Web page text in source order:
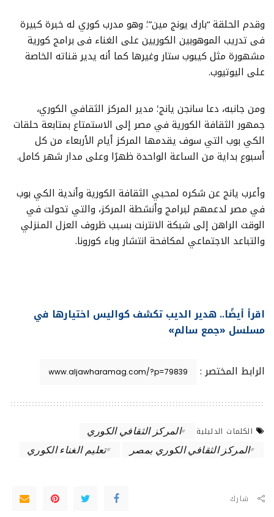
وقدم الحلقة “بارك يونج مين”؛ وهو مدرب كوري له خبرة كبيرة
فى تدريب الموهوبين الكوريين على الغناء فى برامج كورية
مشهورة مثل كيبوب ستار وغيرها كما أنه يدير قناته الخاصة
على اليوتيوب.
ومن جانبه، دعا سانجن يانج؛ مدير المركز الثقافي الكوري،
جمهور الثقافة الكورية في مصر إلى الاستمتاع بمتابعة حلقات
الكي بوب التي سوف يقدمها المركز أيام الأربعاء من كل
أسبوع بداية من الساعة الواحدة ظهرًا وعلى مدار شهر كامل.
وأعرب يانج عن شكره لمحبي الثقافة الكورية وأندية الكي بوب
في مصر لدعمهم لبرامج وأنشطة المركز، والتي تحولت في
الوقت الراهن إلى شبكة الانترنت بسبب ظروف العزل المنزلي
والتباعد الاجتماعي لمكافحة انتشار وباء كورونا.
اقرأ أيضًا.. هدير الديب تكشف كواليس اختيارها في
مسلسل «جمع سالم»
الرابط المختصر :
الكلمات الدليلية
المركز الثقافي الكوري
المركز الثقافي الكوري بمصر
تعليم الغناء الكوري
شارك